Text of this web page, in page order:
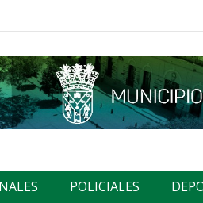
POLICIALES